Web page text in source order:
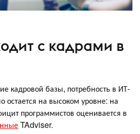
с кадрами в
кадровой базы, потребность в ИТ-
остается на высоком уровне: на
программистов оценивается в
TAdviser.